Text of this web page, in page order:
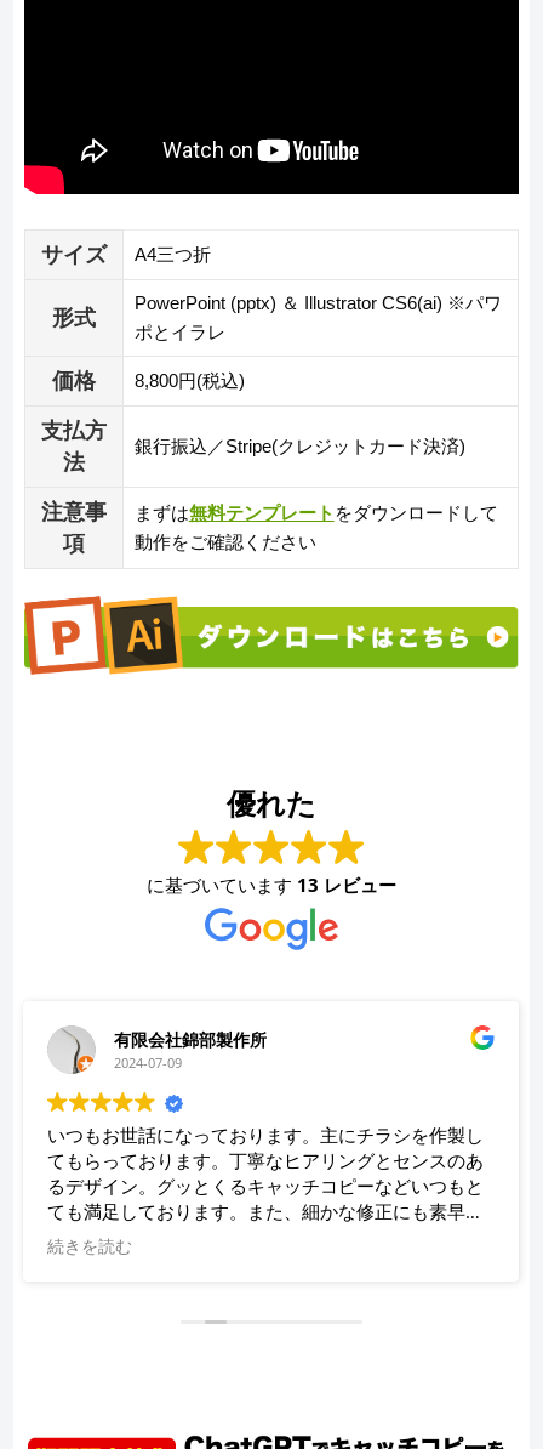
サイズ A4三つ折
形式
PowerPoint (pptx) ＆ Illustrator CS6(ai) ※パワ
ポとイラレ
価格 8,800円(税込)
支払方
法
銀行振込／Stripe(クレジットカード決済)
注意事
項
まずは無料テンプレート をダウンロードして
動作をご確認ください
優れた
に基づいています 13 レビュー
有限会社錦部製作所
2024-07-09
いつもお世話になっております。主にチラシを作製し
てもらっております。丁寧なヒアリングとセンスのあ
るデザイン。グッとくるキャッチコピーなどいつもと
ても満足しております。また、細かな修正にも素早く
対応していただき、助かっております。
続きを読む